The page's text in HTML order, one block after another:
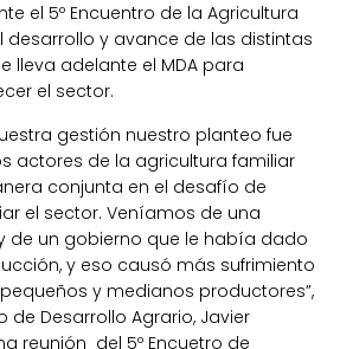
el 5º Encuentro de la Agricultura
desarrollo y avance de las distintas
lleva adelante el MDA para
el sector.
gestión nuestro planteo fue
actores de la agricultura familiar
conjunta en el desafío de
el sector. Veníamos de una
de un gobierno que le había dado
y eso causó más sufrimiento
y medianos productores”,
de Desarrollo Agrario, Javier
reunión del 5º Encuetro de